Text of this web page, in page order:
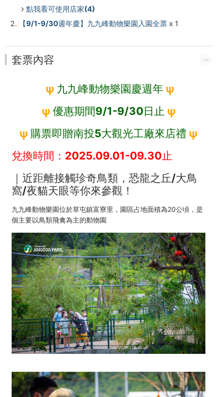
南
好
點我看可使用店家(4)
【9/1-9/30週年慶】九九峰動物樂園入園全票 x 1
套票內容
ψ 九九峰動物樂園慶週年 ψ
ψ 優惠期間9/1-9/30日止 ψ
ψ 購票即贈南投5大觀光工廠來店禮 ψ
兌換時間：2025.09.01-09.30止
｜近距離接觸珍奇鳥類，恐龍之丘/大鳥
窩/夜貓天眼等你來參觀！
九九峰動物樂園位於草屯鎮富寮里，園區占地面積為20公頃，是
個主要以鳥類飛禽為主的動物園